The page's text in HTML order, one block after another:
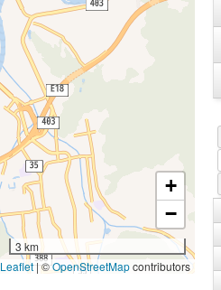
+
−
3 km
Leaflet|©OpenStreetMapcontributors